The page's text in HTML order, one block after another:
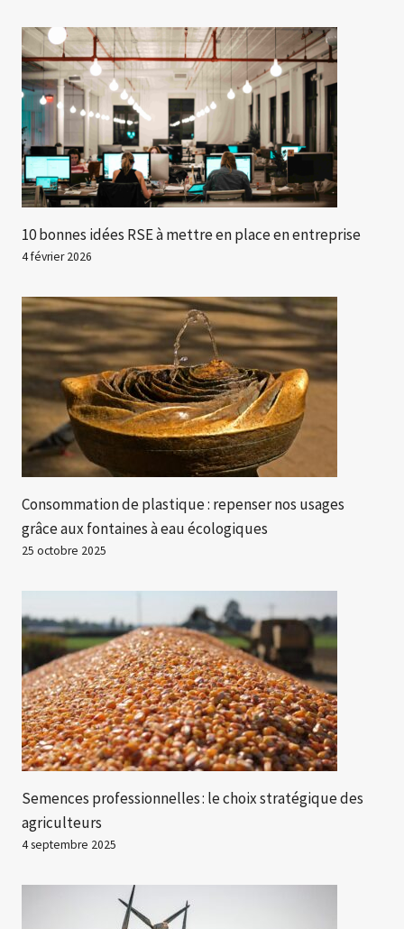
10 bonnes idées RSE à mettre en place en entreprise
4 février 2026
Consommation de plastique : repenser nos usages
grâce aux fontaines à eau écologiques
25 octobre 2025
Semences professionnelles : le choix stratégique des
agriculteurs
4 septembre 2025